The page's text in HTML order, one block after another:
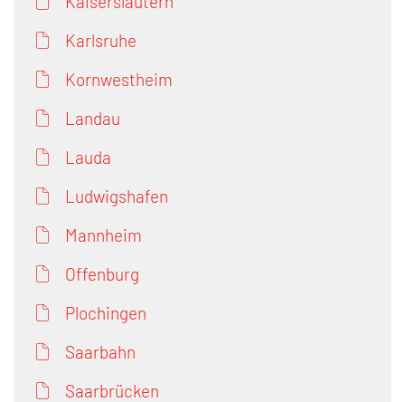
Karlsruhe
Kornwestheim
Landau
Lauda
Ludwigshafen
Mannheim
Offenburg
Plochingen
Saarbahn
Saarbrücken